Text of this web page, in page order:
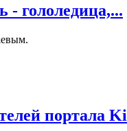
- гололедица,...
портала